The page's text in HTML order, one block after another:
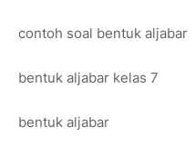
contoh soal bentuk aljabar
bentuk aljabar kelas 7
bentuk aljabar